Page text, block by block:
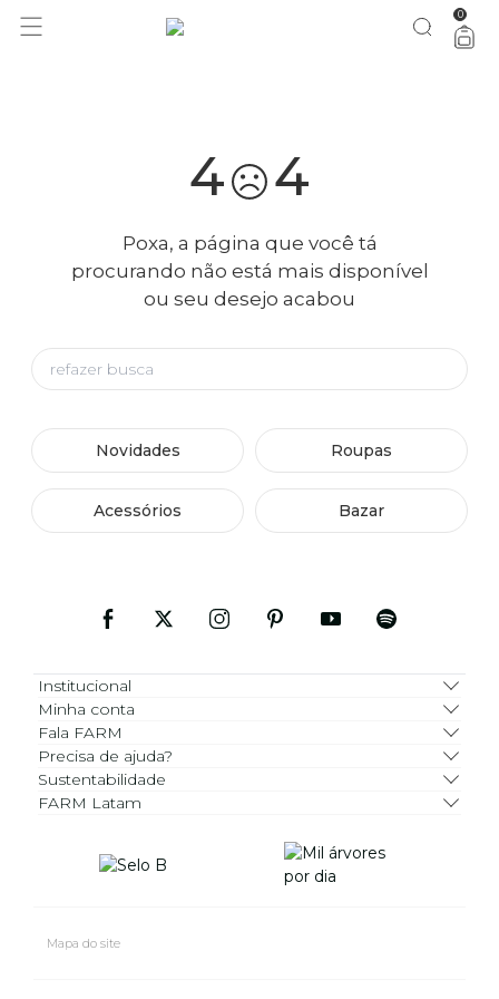
você merece 30% OFF pra comemorar com a gente aproveita! 0
4 4
Poxa, a página que você tá
procurando não está mais disponível
ou seu desejo acabou
Novidades Roupas
Acessórios Bazar
Institucional
Minha conta
Fala FARM
Precisa de ajuda?
Sustentabilidade
FARM Latam
Mapa do site